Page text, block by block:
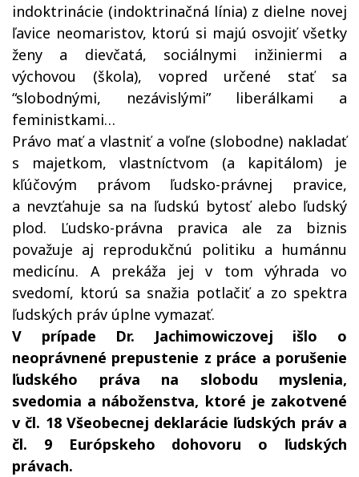
indoktrinácie (indoktrinačná línia) z dielne novej
ľavice neomaristov, ktorú si majú osvojiť všetky
ženy a dievčatá, sociálnymi inžiniermi a
výchovou (škola), vopred určené stať sa
“slobodnými, nezávislými” liberálkami a
feministkami…
Právo mať a vlastniť a voľne (slobodne) nakladať
s majetkom, vlastníctvom (a kapitálom) je
kľúčovým právom ľudsko-právnej pravice,
a nevzťahuje sa na ľudskú bytosť alebo ľudský
plod. Ľudsko-právna pravica ale za biznis
považuje aj reprodukčnú politiku a humánnu
medicínu. A prekáža jej v tom výhrada vo
svedomí, ktorú sa snažia potlačiť a zo spektra
ľudských práv úplne vymazať.
V prípade Dr. Jachimowiczovej išlo o
neoprávnené prepustenie z práce a porušenie
ľudského práva na slobodu myslenia,
svedomia a náboženstva, ktoré je zakotvené
v čl. 18 Všeobecnej deklarácie ľudských práv a
čl. 9 Európskeho dohovoru o ľudských
právach.